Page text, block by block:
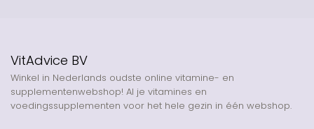
VitAdvice BV
Winkel in Nederlands oudste online vitamine- en
supplementenwebshop! Al je vitamines en
voedingssupplementen voor het hele gezin in één webshop.